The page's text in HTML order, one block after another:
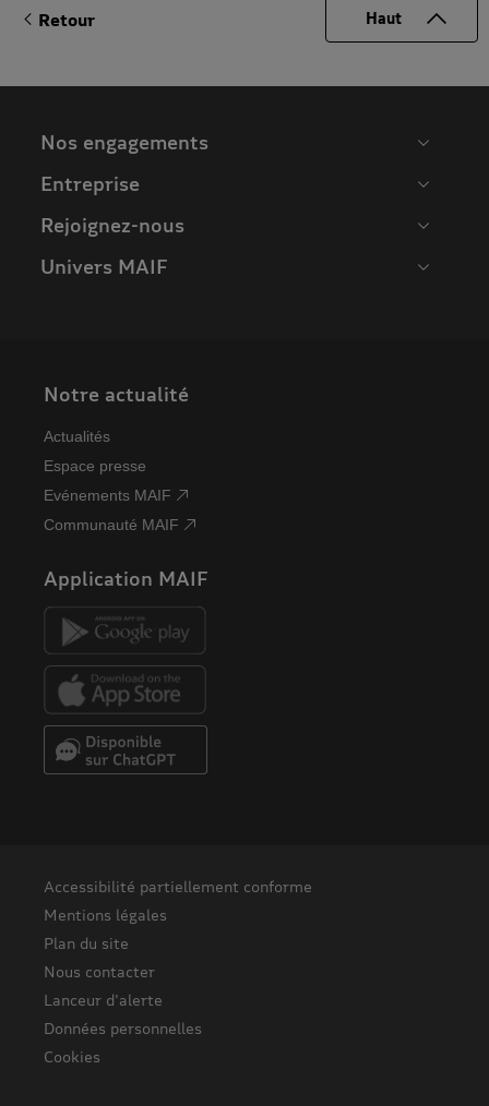
Retour Haut
Nos engagements
Entreprise
Rejoignez-nous
Univers MAIF
Notre actualité
Actualités
Espace presse
Evénements MAIF
Communauté MAIF
Application MAIF
Accessibilité partiellement conforme
Mentions légales
Plan du site
Nous contacter
Lanceur d'alerte
Données personnelles
Cookies